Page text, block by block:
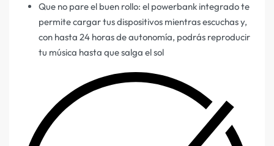
Que no pare el buen rollo: el powerbank integrado te
permite cargar tus dispositivos mientras escuchas y,
con hasta 24 horas de autonomía, podrás reproducir
tu música hasta que salga el sol